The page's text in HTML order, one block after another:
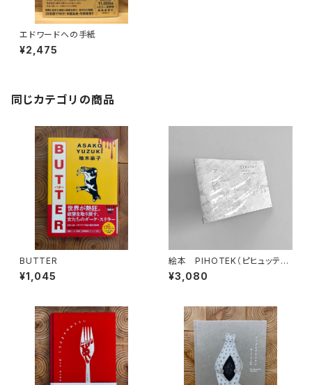
エドワードへの手紙
¥2,475
同じカテゴリの商品
BUTTER
¥1,045
絵本 PIHOTEK（ピヒュッティ）
北極を風と歩く
¥3,080